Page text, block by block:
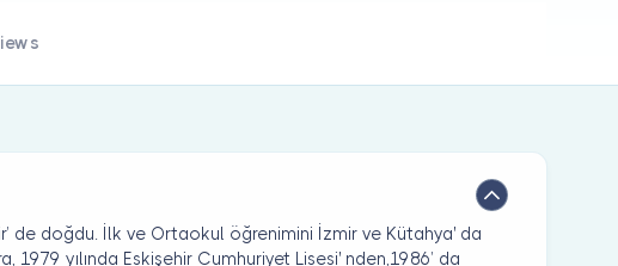
de doğdu. İlk ve Ortaokul öğrenimini İzmir ve Kütahya' da
1979 yılında Eskişehir Cumhuriyet Lisesi' nden,1986’ da